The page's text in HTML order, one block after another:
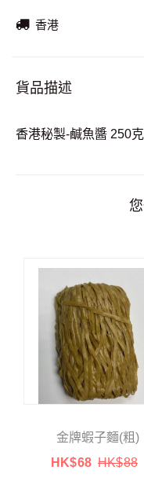
香港
貨品描述
香港秘製-鹹魚醬 250克
金牌蝦子麵(粗)
HK$68 HK$88